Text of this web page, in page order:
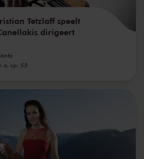
Tetzlaff speelt
dirigeert
a, op. 53